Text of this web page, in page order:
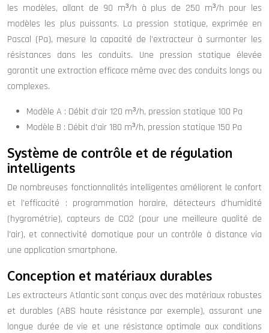
les modèles, allant de 90 m³/h à plus de 250 m³/h pour les
modèles les plus puissants. La pression statique, exprimée en
Pascal (Pa), mesure la capacité de l’extracteur à surmonter les
résistances dans les conduits. Une pression statique élevée
garantit une extraction efficace même avec des conduits longs ou
complexes.
Modèle A : Débit d’air 120 m³/h, pression statique 100 Pa
Modèle B : Débit d’air 180 m³/h, pression statique 150 Pa
Système de contrôle et de régulation
intelligents
De nombreuses fonctionnalités intelligentes améliorent le confort
et l’efficacité : programmation horaire, détecteurs d’humidité
(hygrométrie), capteurs de CO2 (pour une meilleure qualité de
l’air), et connectivité domotique pour un contrôle à distance via
une application smartphone.
Conception et matériaux durables
Les extracteurs Atlantic sont conçus avec des matériaux robustes
et durables (ABS haute résistance par exemple), assurant une
longue durée de vie et une résistance optimale aux conditions